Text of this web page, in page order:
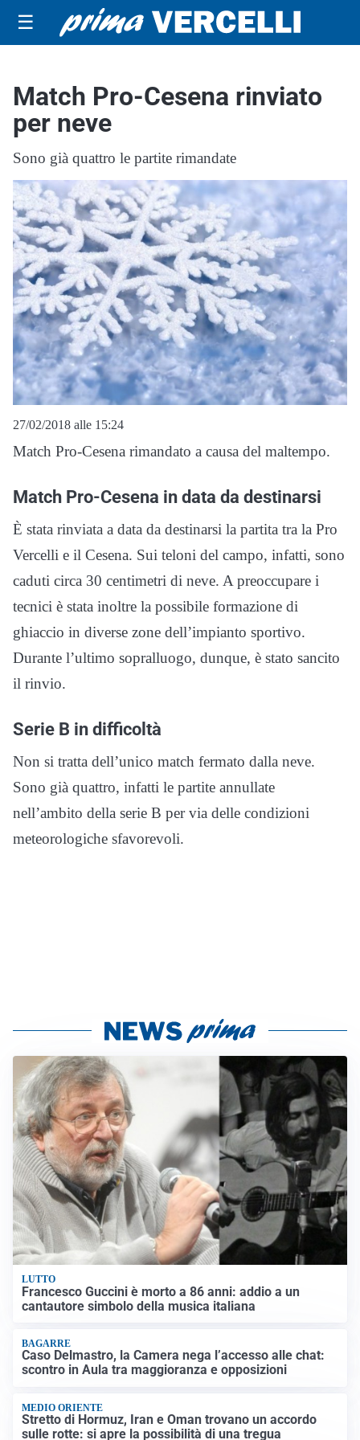
☰
Match Pro-Cesena rinviato
per neve
Sono già quattro le partite rimandate
27/02/2018 alle 15:24
Match Pro-Cesena rimandato a causa del maltempo.
Match Pro-Cesena in data da destinarsi
È stata rinviata a data da destinarsi la partita tra la Pro
Vercelli e il Cesena. Sui teloni del campo, infatti, sono
caduti circa 30 centimetri di neve. A preoccupare i
tecnici è stata inoltre la possibile formazione di
ghiaccio in diverse zone dell’impianto sportivo.
Durante l’ultimo sopralluogo, dunque, è stato sancito
il rinvio.
Serie B in difficoltà
Non si tratta dell’unico match fermato dalla neve.
Sono già quattro, infatti le partite annullate
nell’ambito della serie B per via delle condizioni
meteorologiche sfavorevoli.
LUTTO
Francesco Guccini è morto a 86 anni: addio a un
cantautore simbolo della musica italiana
BAGARRE
Caso Delmastro, la Camera nega l’accesso alle chat:
scontro in Aula tra maggioranza e opposizioni
MEDIO ORIENTE
Stretto di Hormuz, Iran e Oman trovano un accordo
sulle rotte: si apre la possibilità di una tregua